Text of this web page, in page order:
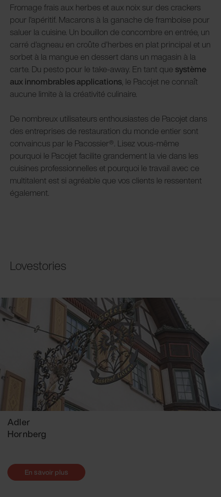
Fromage frais aux herbes et aux noix sur des crackers
pour l'apéritif. Macarons à la ganache de framboise pour
saluer la cuisine. Un bouillon de concombre en entrée, un
carré d'agneau en croûte d'herbes en plat principal et un
sorbet à la mangue en dessert dans un magasin à la
carte. Du pesto pour le take-away. En tant que système
aux innombrables applications, le Pacojet ne connaît
aucune limite à la créativité culinaire.
De nombreux utilisateurs enthousiastes de Pacojet dans
des entreprises de restauration du monde entier sont
convaincus par le Pacossier®. Lisez vous-même
pourquoi le Pacojet facilite grandement la vie dans les
cuisines professionnelles et pourquoi le travail avec ce
multitalent est si agréable que vos clients le ressentent
également.
Lovestories
Adler
Hornberg
En savoir plus